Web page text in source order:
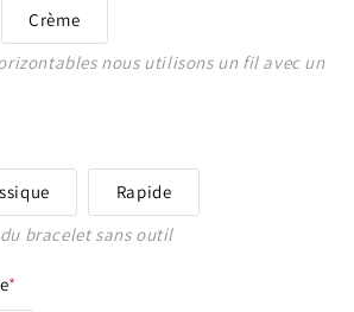
Crème
nous utilisons un fil avec un
Rapide
bracelet sans outil
*